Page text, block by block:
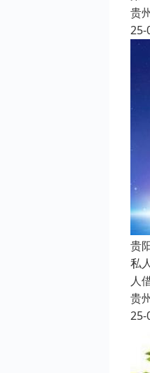
贵
25-
贵
私
人
贵
25-